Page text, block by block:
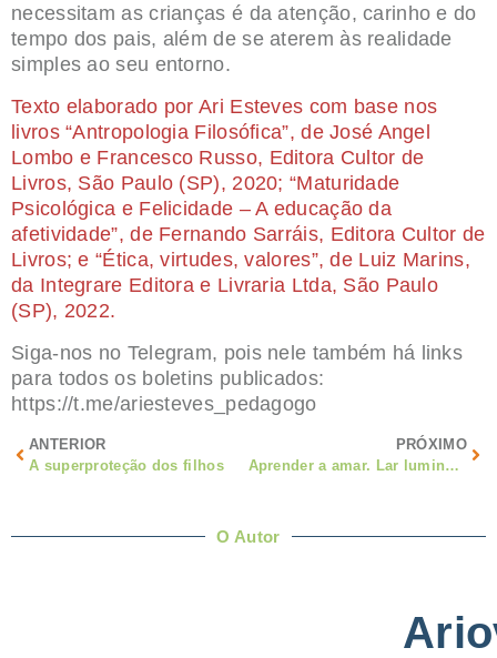
necessitam as crianças é da atenção, carinho e do
tempo dos pais, além de se aterem às realidade
simples ao seu entorno.
Texto elaborado por Ari Esteves com base nos
livros “Antropologia Filosófica”, de José Angel
Lombo e Francesco Russo, Editora Cultor de
Livros, São Paulo (SP), 2020; “Maturidade
Psicológica e Felicidade – A educação da
afetividade”, de Fernando Sarráis, Editora Cultor de
Livros; e “Ética, virtudes, valores”, de Luiz Marins,
da Integrare Editora e Livraria Ltda, São Paulo
(SP), 2022.
Siga-nos no Telegram, pois nele também há links
para todos os boletins publicados:
https://t.me/ariesteves_pedagogo
ANTERIOR
A superproteção dos filhos
PRÓXIMO
Aprender a amar. Lar luminoso
O Autor